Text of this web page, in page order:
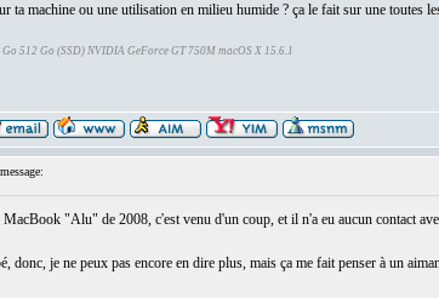
ta machine ou une utilisation en milieu humide ? ça le fait sur une toutes
512 Go (SSD) NVIDIA GeForce GT 750M macOS X 15.6.1
"Alu" de 2008, c'est venu d'un coup, et il n'a eu aucun contact
donc, je ne peux pas encore en dire plus, mais ça me fait penser à un